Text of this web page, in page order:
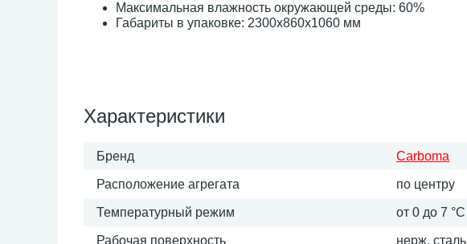
Максимальная влажность окружающей среды: 60%
Габариты в упаковке: 2300x860x1060 мм
Характеристики
Бренд Carboma
Расположение агрегата по центру
Температурный режим от 0 до 7 °С
Рабочая поверхность нерж. сталь